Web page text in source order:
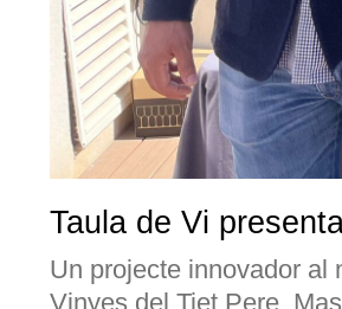
Taula de Vi
Un projecte innovador al
Vinyes del Tiet Pere,